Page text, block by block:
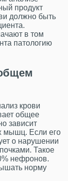
продукт
должно быть
в том
патологию
крови
общее
зависит
мышц. Если его
о нарушении
Такое
нефронов.
норму